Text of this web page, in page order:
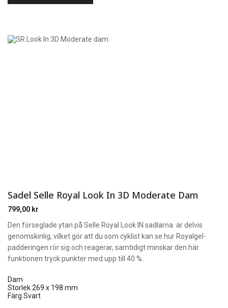
Sadel Selle Royal Look In 3D Moderate Dam
799,00 kr
Den förseglade ytan på Selle Royal Look IN sadlarna är delvis
genomskinlig, vilket gör att du som cyklist kan se hur Royalgel-
padderingen rör sig och reagerar, samtidigt minskar den här
funktionen tryck punkter med upp till 40 %.
Dam
Storlek 269 x 198 mm
Färg Svart